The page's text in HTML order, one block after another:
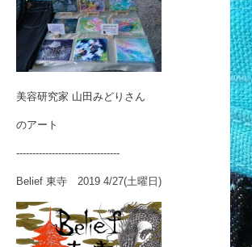
美容研究家 山田みどりさん
のアート
--------------------------------
Belief 東寺 2019 4/27(土曜日)